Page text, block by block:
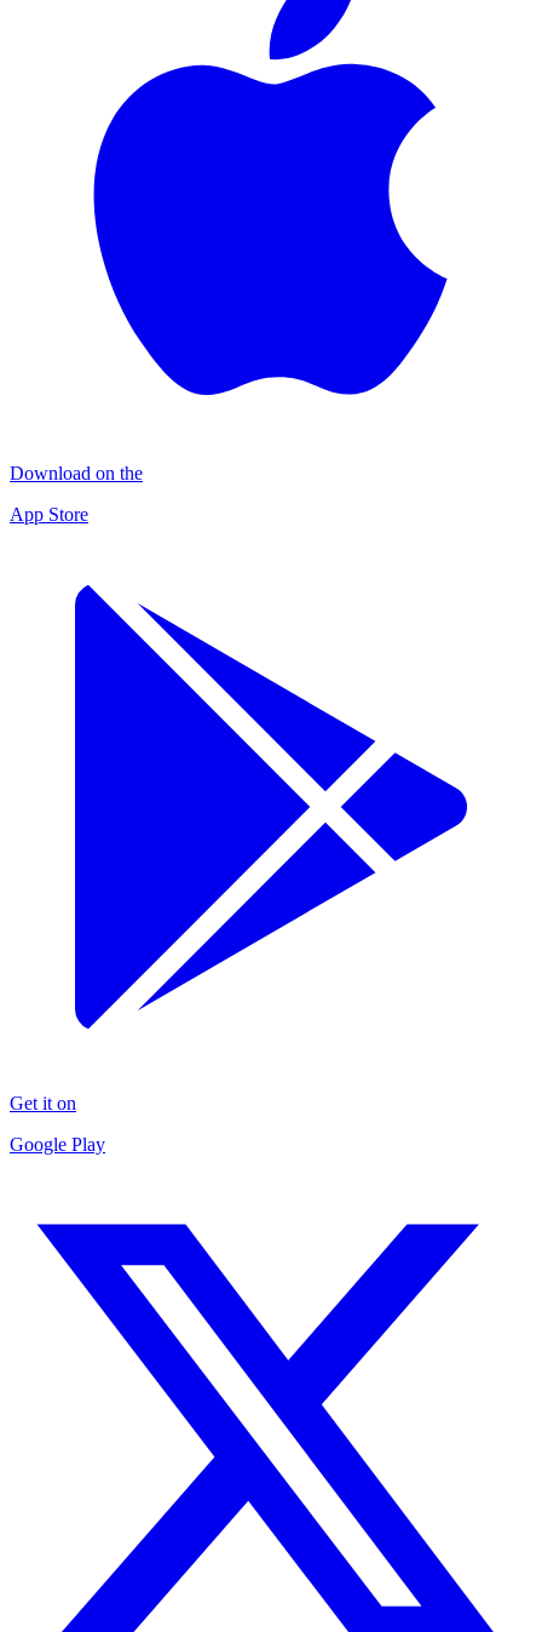
Download on the
App Store
Get it on
Google Play